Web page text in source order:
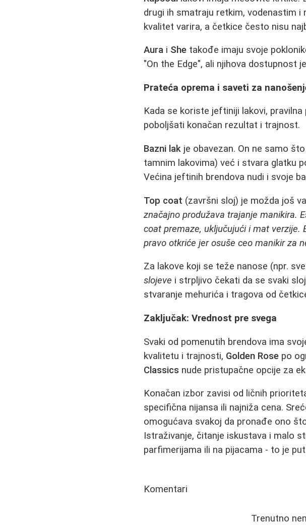
drugi ih smatraju retkim, vodenastim i
kvalitet varira, a četkice često nisu
Aura i She takođe imaju svoje
"On the Edge", ali njihova dostupnost
Prateća oprema i saveti za
Kada se koriste jeftiniji lakovi,
poboljšati konačan rezultat i trajnost.
Bazni lak je obavezan. On ne samo
tamnim lakovima) već i stvara glatku
Većina jeftinih brendova nudi i svoje
Top coat (završni sloj) je možda još
značajno produžava trajanje manikira.
coat premaze, uključujući i mat verzije.
pravo otkriće jer osuše ceo manikir za
Za lakove koji se teže nanose (npr.
slojeve i strpljivo čekati da se svaki
stvaranje mehurića i tragova od
Zaključak: Vrednost pre svega
Svaki od pomenutih brendova ima
kvalitetu i trajnosti, Golden Rose po
Classics nude pristupačne opcije za
Konačan izbor zavisi od ličnih
specifična nijansa ili najniža cena.
omogućava svakoj da pronađe ono
Istraživanje, čitanje iskustava i malo
parfimerijama ili na pijacama - to je
Komentari
Trenutno